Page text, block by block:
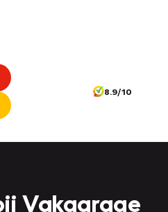
8.9/10
Vakgarage